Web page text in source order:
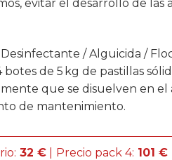
evitar el desarrollo de las
Desinfectante / Alguicida /
botes de 5 kg de pastillas
que se disuelven en el
de mantenimiento.
32 €| Precio pack 4: 101 €